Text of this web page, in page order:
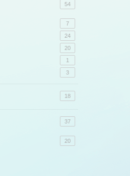
54
7
24
20
1
3
18
37
20